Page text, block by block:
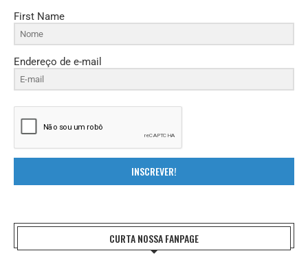
First Name
Endereço de e-mail
INSCREVER!
CURTA NOSSA FANPAGE